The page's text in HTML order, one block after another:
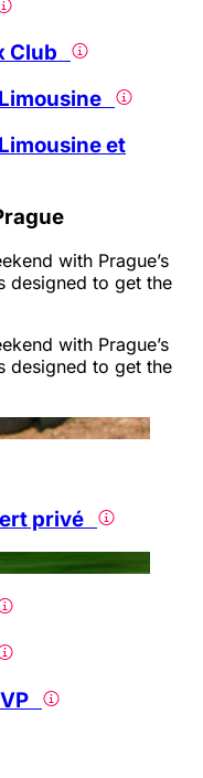
Club
et
with Prague’s
designed to get the
with Prague’s
designed to get the
privé